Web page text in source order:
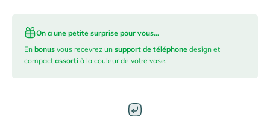
On a une petite surprise pour vous...
En bonus vous recevrez un support de téléphone design et
compact assorti à la couleur de votre vase.